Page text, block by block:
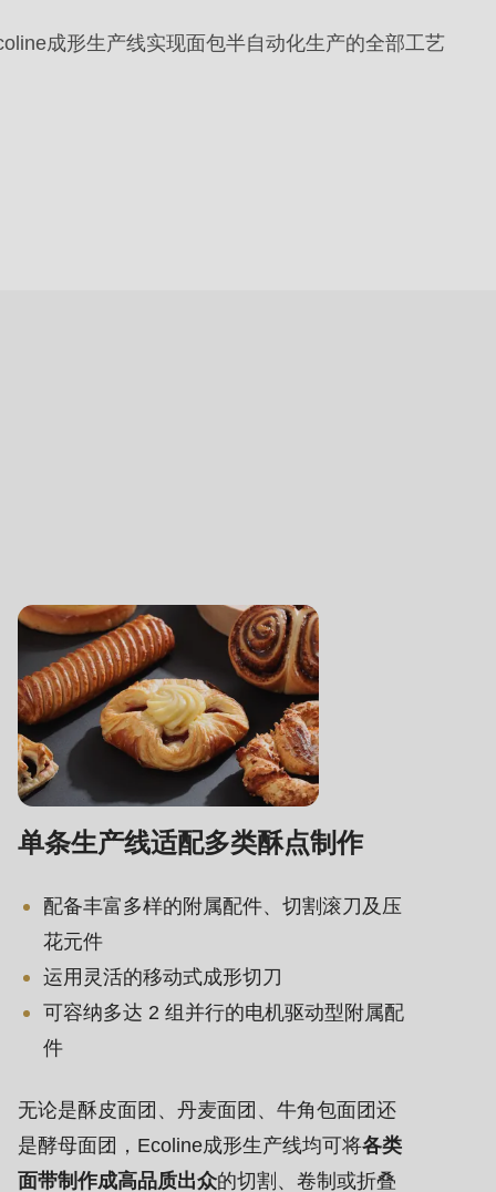
成形生产线实现面包半自动化生产的全部工艺
单条生产线适配多类酥点制作
配备丰富多样的附属配件、切割滚刀及压
花元件
运用灵活的移动式成形切刀
可容纳多达 2 组并行的电机驱动型附属配
件
无论是酥皮面团、丹麦面团、牛角包面团还
是酵母面团，Ecoline成形生产线均可将各类
面带制作成高品质出众的切割、卷制或折叠